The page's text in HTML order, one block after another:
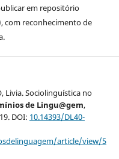
em repositório
com reconhecimento de
Livia. Sociolinguística no
de Lingu@gem,
DOI: 10.14393/DL40-
article/view/5